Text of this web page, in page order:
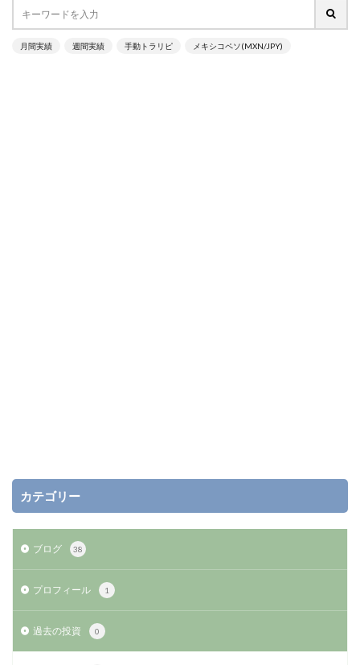
月間実績 週間実績 手動トラリピ メキシコペソ(MXN/JPY)
カテゴリー
ブログ 38
プロフィール 1
過去の投資 0